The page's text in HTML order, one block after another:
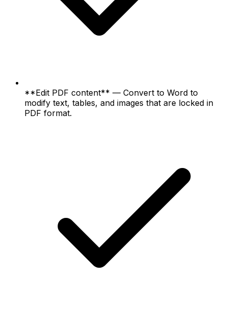
**Edit PDF content** — Convert to Word to
modify text, tables, and images that are locked in
PDF format.